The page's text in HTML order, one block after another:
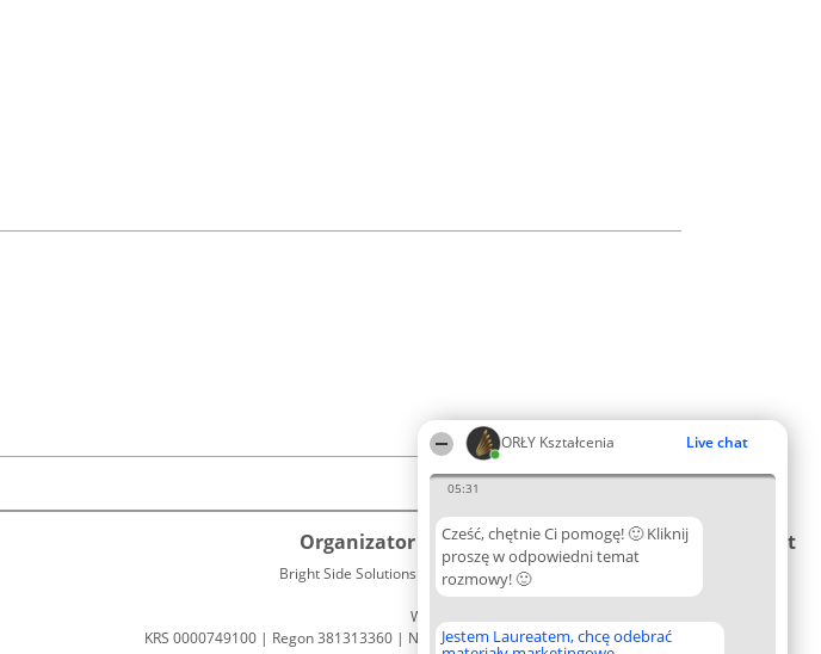
ORŁY Kształcenia Live chat
05:31
Cześć, chętnie Ci pomogę! 🙂 Kliknij
proszę w odpowiedni temat
rozmowy! 🙂
Jestem Laureatem, chcę odebrać
Organizator plebiscytu
Bright Side Solutions sp. z o. o. sp. k.
ul. Ruska 22
Wrocław 50-079
KRS 0000749100 | Regon 381313360 | NIP 8943132676
Plebiscyt
Lista
Laureatów
Kontakt